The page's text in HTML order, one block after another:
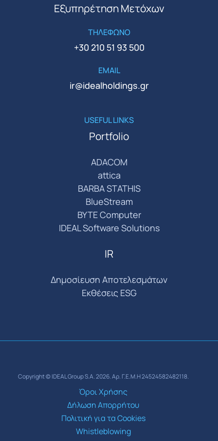
Εξυπηρέτηση Μετόχων
ΤΗΛΕΦΩΝΟ
+30 210 51 93 500
EMAIL
ir@idealholdings.gr
USEFUL LINKS
Portfolio
ADACOM
attica
BARBA STATHIS
BlueStream
BYTE Computer
IDEAL Software Solutions
IR
Δημοσίευση Αποτελεσμάτων
Εκθέσεις ESG
Copyright © IDEAL Group S.A. 2026. Αρ. Γ.Ε.Μ.Η 24524582482118.
Όροι Χρήσης
Δήλωση Απορρήτου
Πολιτική για τα Cookies
Whistleblowing